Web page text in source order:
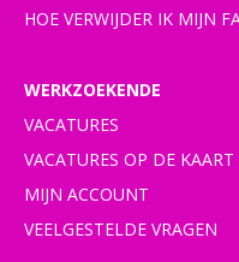
HOE VERWIJDER IK MIJN
WERKZOEKENDE
VACATURES
VACATURES OP DE KAART
MIJN ACCOUNT
VEELGESTELDE VRAGEN